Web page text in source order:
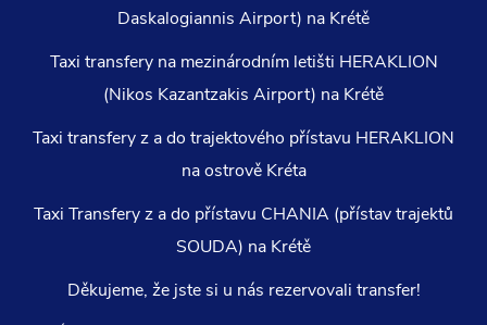
Daskalogiannis Airport) na Krétě
Taxi transfery na mezinárodním letišti HERAKLION
(Nikos Kazantzakis Airport) na Krétě
Taxi transfery z a do trajektového přístavu HERAKLION
na ostrově Kréta
Taxi Transfery z a do přístavu CHANIA (přístav trajektů
SOUDA) na Krétě
Děkujeme, že jste si u nás rezervovali transfer!